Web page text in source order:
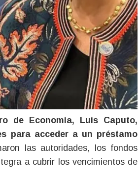
para acceder a un préstamo
las autoridades, los fondos
a cubrir los vencimientos de